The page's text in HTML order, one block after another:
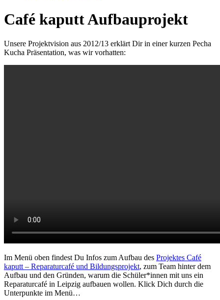
Café kaputt Aufbauprojekt
Unsere Projektvision aus 2012/13 erklärt Dir in einer kurzen Pecha
Kucha Präsentation, was wir vorhatten:
Im Menü oben findest Du Infos zum Aufbau des Projektes Café
kaputt – Reparaturcafé und Bildungsprojekt, zum Team hinter dem
Aufbau und den Gründen, warum die Schüler*innen mit uns ein
Reparaturcafé in Leipzig aufbauen wollen. Klick Dich durch die
Unterpunkte im Menü…